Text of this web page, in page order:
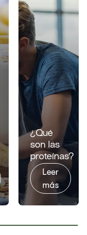
¿Qué
son las
proteínas?
Leer
más